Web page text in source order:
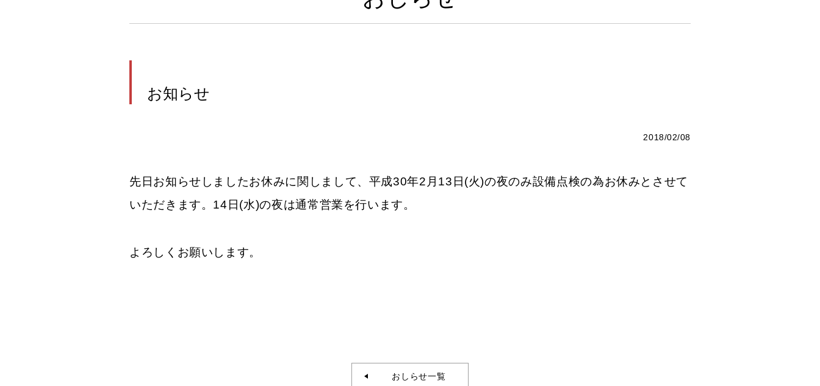
お知らせ
2018/02/08
先日お知らせしましたお休みに関しまして、平成30年2月13日(火)の夜のみ設備点検の為お休みとさせて
いただきます。14日(水)の夜は通常営業を行います。
よろしくお願いします。
おしらせ一覧